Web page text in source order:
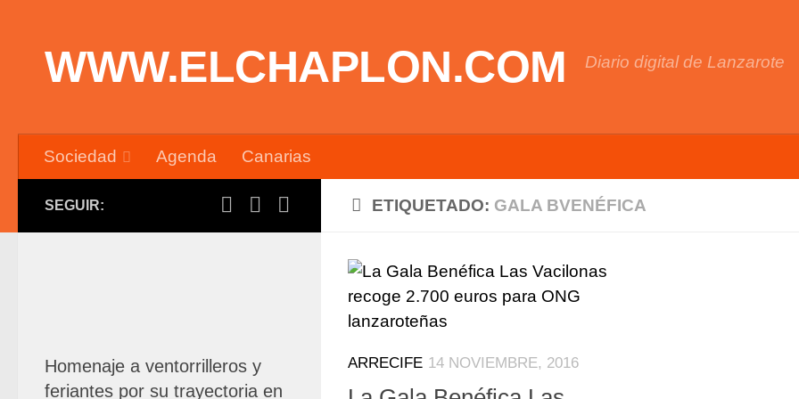
WWW.ELCHAPLON.COM Diario digital de Lanzarote
Sociedad Agenda Canarias
ETIQUETADO: GALA BVENÉFICA
ARRECIFE 14 NOVIEMBRE, 2016
SEGUIR:
Homenaje a ventorrilleros y
feriantes por su trayectoria en